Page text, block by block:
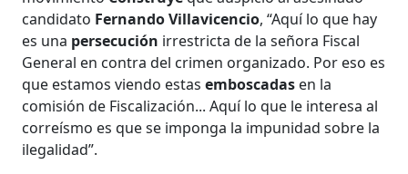
candidato Fernando Villavicencio, “Aquí lo que hay
es una persecución irrestricta de la señora Fiscal
General en contra del crimen organizado. Por eso es
que estamos viendo estasemboscadas en la
comisión de Fiscalización... Aquí lo que le interesa al
correísmo es que se imponga la impunidad sobre la
ilegalidad”.